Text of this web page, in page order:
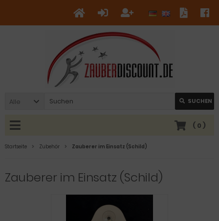
Alle SUCHEN
( 0 )
Startseite Zubehör Zauberer im Einsatz (Schild)
Zauberer im Einsatz (Schild)